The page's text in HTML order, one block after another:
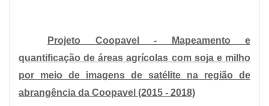
Projeto Coopavel - Mapeamento e
quantificação de áreas agrícolas com soja e milho
por meio de imagens de satélite na região de
abrangência da Coopavel (2015 - 2018)